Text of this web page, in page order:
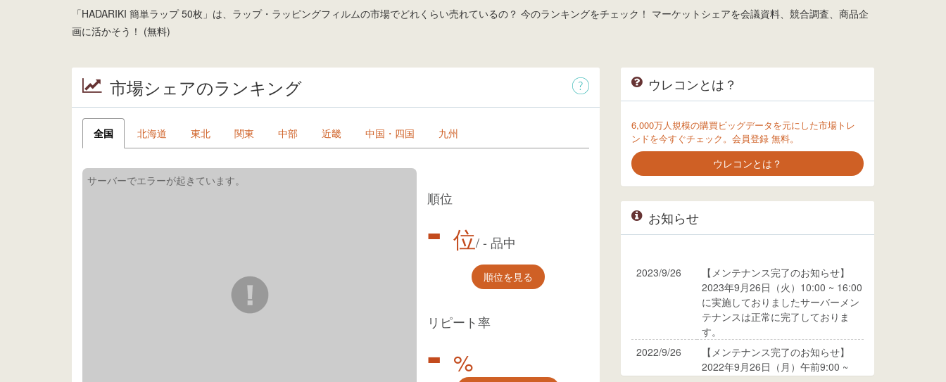
「HADARIKI 簡単ラップ 50枚」は、ラップ・ラッピングフィルムの市場でどれくらい売れているの？ 今のランキングをチェック！ マーケットシェアを会議資料、競合調査、商品企
画に活かそう！ (無料)
市場シェアのランキング
全国 北海道 東北 関東 中部 近畿 中国・四国 九州
順位
- 位/- 品中
順位を見る
リピート率
- %
ウレコンとは？
6,000万人規模の購買ビッグデータを元にした市場トレ
ンドを今すぐチェック。会員登録 無料。
ウレコンとは？
お知らせ
2023/9/26
【メンテナンス完了のお知らせ】
2023年9月26日（火）10:00 ~ 16:00
に実施しておりましたサーバーメン
テナンスは正常に完了しておりま
す。
2022/9/26
【メンテナンス完了のお知らせ】
2022年9月26日（月）午前9:00 ~